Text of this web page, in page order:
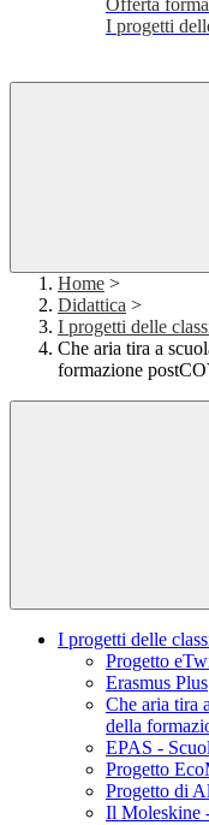
Offerta
I progetti
Home >
Didattica >
I progetti delle
Che aria tira a
formazione
I progetti delle
Progetto
Erasmus Plus
Che aria tira
della
EPAS -
Progetto
Progetto di
Il Moleskine